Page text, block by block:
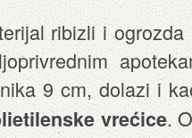
ribizli i
9 cm, dolazi i
vrećice.